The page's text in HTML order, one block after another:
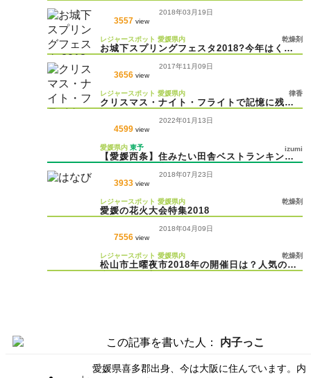
3557 view
2018年03月19日
お城下スプリングフェスタ2018?今年はくま
レジャースポット 愛媛県内 乾燥剤
3656 view
2017年11月09日
クリスマス・ナイト・フライトで記憶に残る
レジャースポット 愛媛県内 律香
4599 view
2022年01月13日
【愛媛西条】住みたい田舎ベストランキング1
愛媛県内 東予 izumi
3933 view
2018年07月23日
愛媛の花火大会特集2018
レジャースポット 愛媛県内 乾燥剤
7556 view
2018年04月09日
松山市土曜夜市2018年の開催日は？人気の屋
レジャースポット 愛媛県内 乾燥剤
この記事を書いた人： 内子っこ
愛媛県喜多郡出身、今は大阪に住んでいます。内